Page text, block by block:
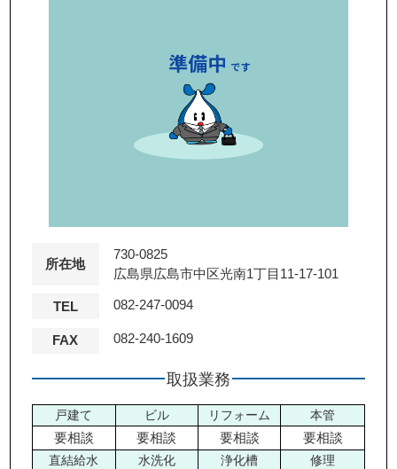
所在地
730-0825
広島県広島市中区光南1丁目11-17-101
TEL 082-247-0094
FAX 082-240-1609
取扱業務
戸建て
要相談
ビル
要相談
リフォーム
要相談
本管
要相談
直結給水
水洗化
浄化槽
修理